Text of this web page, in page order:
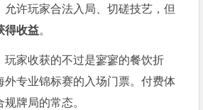
允许玩家合法入局、切磋技艺，但
得收益。
玩家收获的不过是寥寥的餐饮折
外专业锦标赛的入场门票。付费体
牌局的常态。